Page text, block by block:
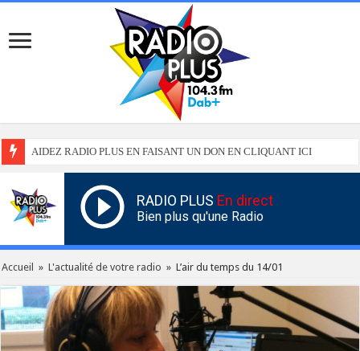
AIDEZ RADIO PLUS EN FAISANT UN DON EN CLIQUANT ICI
RADIO PLUS En direct
Bien plus qu'une Radio
Accueil » L'actualité de votre radio » L’air du temps du 14/01